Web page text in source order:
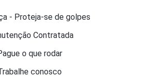
- Proteja-se de golpes
Contratada
o que rodar
conosco